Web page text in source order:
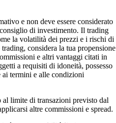
e non deve essere considerato
di investimento. Il trading
la volatilità dei prezzi e i rischi di
considera la tua propensione
e altri vantaggi citati in
a requisiti di idoneità, possesso
ai termini e alle condizioni
limite di transazioni previsto dal
altre commissioni e spread.